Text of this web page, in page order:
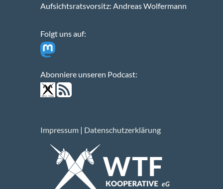
Folgt uns auf:
Abonniere unseren Podcast:
Aufsichtsratsvorsitz: Andreas Wolfermann
Impressum | Datenschutzerklärung